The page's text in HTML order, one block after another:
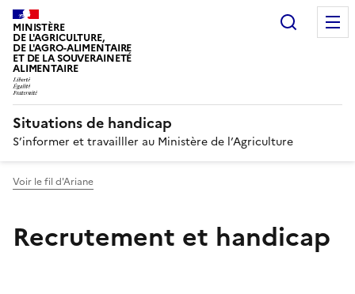
MINISTÈRE
DE L'AGRICULTURE,
DE L'AGRO-ALIMENTAIRE
ET DE LA SOUVERAINETÉ
ALIMENTAIRE
Situations de handicap
S’informer et travailller au Ministère de l’Agriculture
Voir le fil d'Ariane
Recrutement et handicap